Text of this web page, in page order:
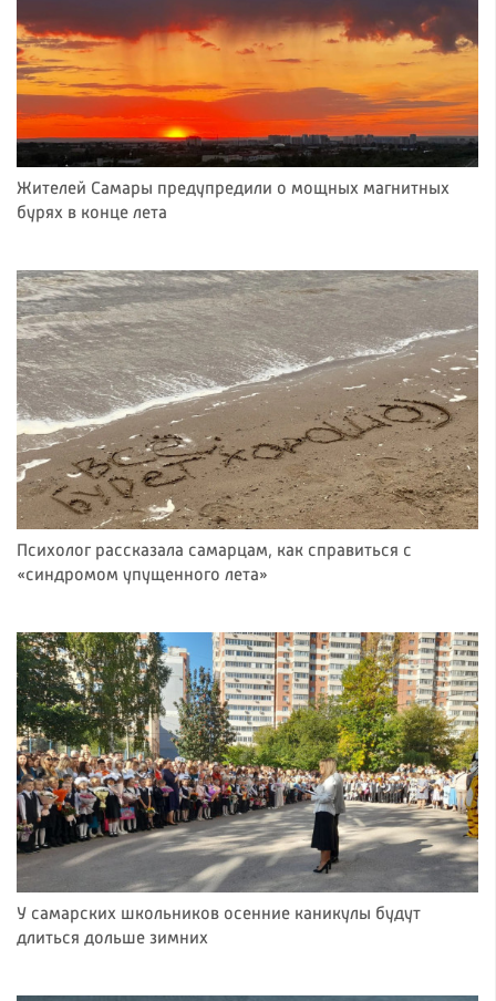
Жителей Самары предупредили о мощных магнитных
бурях в конце лета
Психолог рассказала самарцам, как справиться с
«синдромом упущенного лета»
У самарских школьников осенние каникулы будут
длиться дольше зимних